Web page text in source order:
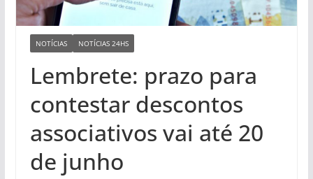
NOTÍCIAS NOTÍCIAS 24HS
Lembrete: prazo para
contestar descontos
associativos vai até 20
de junho